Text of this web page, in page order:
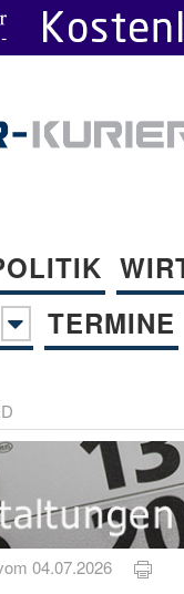
TERMINE
vom 04.07.2026